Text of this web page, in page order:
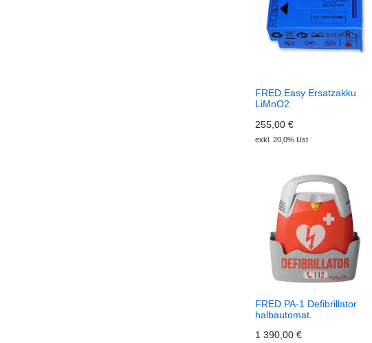
FRED Easy Ersatzakku
LiMnO2
255,00 €
exkl. 20,0% Ust
FRED PA-1 Defibrillator
halbautomat.
1 390,00 €